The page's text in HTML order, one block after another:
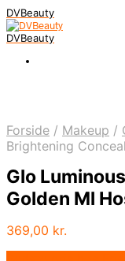
DVBeauty
DVBeauty
Forside / Makeup /
Brightening
Glo
Golden Ml
369,00 kr.